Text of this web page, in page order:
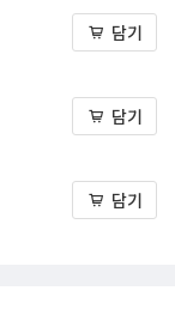
담기
담기
담기